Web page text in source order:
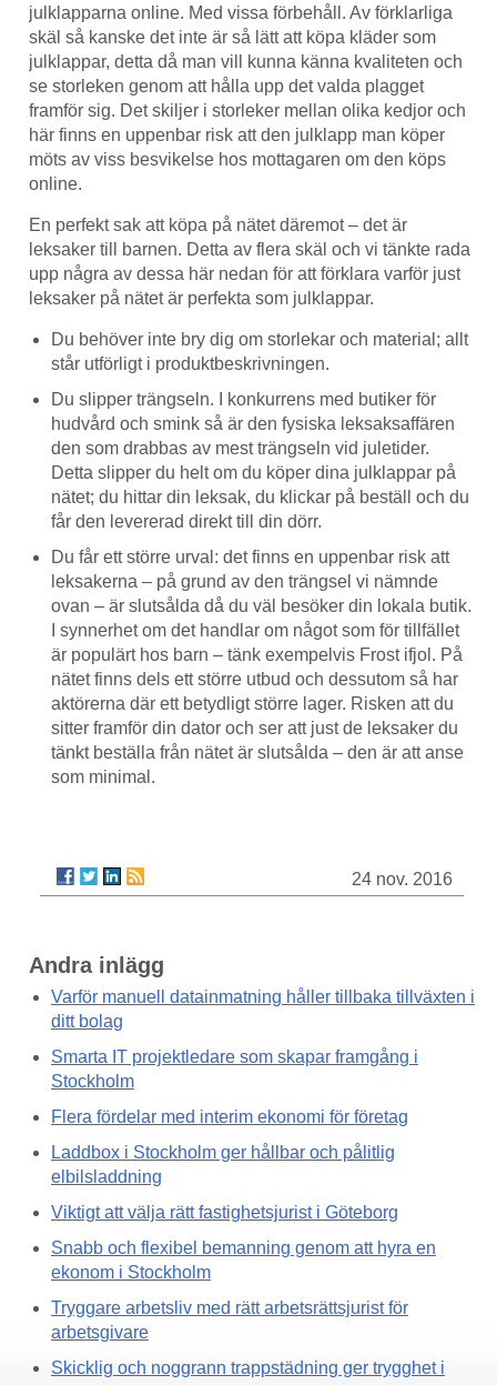
julklapparna online. Med vissa förbehåll. Av förklarliga
skäl så kanske det inte är så lätt att köpa kläder som
julklappar, detta då man vill kunna känna kvaliteten och
se storleken genom att hålla upp det valda plagget
framför sig. Det skiljer i storleker mellan olika kedjor och
här finns en uppenbar risk att den julklapp man köper
möts av viss besvikelse hos mottagaren om den köps
online.
En perfekt sak att köpa på nätet däremot – det är
leksaker till barnen. Detta av flera skäl och vi tänkte rada
upp några av dessa här nedan för att förklara varför just
leksaker på nätet är perfekta som julklappar.
Du behöver inte bry dig om storlekar och material; allt
står utförligt i produktbeskrivningen.
Du slipper trängseln. I konkurrens med butiker för
hudvård och smink så är den fysiska leksaksaffären
den som drabbas av mest trängseln vid juletider.
Detta slipper du helt om du köper dina julklappar på
nätet; du hittar din leksak, du klickar på beställ och du
får den levererad direkt till din dörr.
Du får ett större urval: det finns en uppenbar risk att
leksakerna – på grund av den trängsel vi nämnde
ovan – är slutsålda då du väl besöker din lokala butik.
I synnerhet om det handlar om något som för tillfället
är populärt hos barn – tänk exempelvis Frost ifjol. På
nätet finns dels ett större utbud och dessutom så har
aktörerna där ett betydligt större lager. Risken att du
sitter framför din dator och ser att just de leksaker du
tänkt beställa från nätet är slutsålda – den är att anse
som minimal.
24 nov. 2016
Andra inlägg
Varför manuell datainmatning håller tillbaka tillväxten i
ditt bolag
Smarta IT projektledare som skapar framgång i
Stockholm
Flera fördelar med interim ekonomi för företag
Laddbox i Stockholm ger hållbar och pålitlig
elbilsladdning
Viktigt att välja rätt fastighetsjurist i Göteborg
Snabb och flexibel bemanning genom att hyra en
ekonom i Stockholm
Tryggare arbetsliv med rätt arbetsrättsjurist för
arbetsgivare
Skicklig och noggrann trappstädning ger trygghet i